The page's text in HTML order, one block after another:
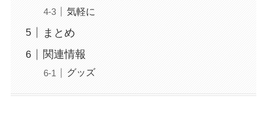
気軽に
まとめ
関連情報
グッズ